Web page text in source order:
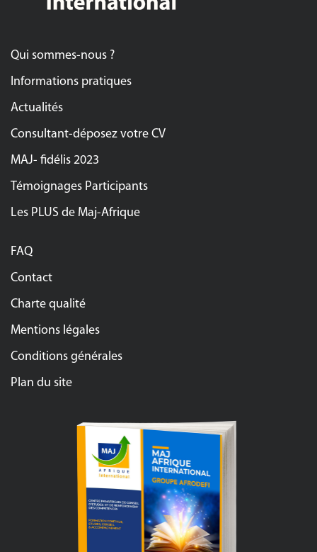
Qui sommes-nous ?
Informations pratiques
Actualités
Consultant-déposez votre CV
MAJ- fidélis 2023
Témoignages Participants
Les PLUS de Maj-Afrique
FAQ
Contact
Charte qualité
Mentions légales
Conditions générales
Plan du site